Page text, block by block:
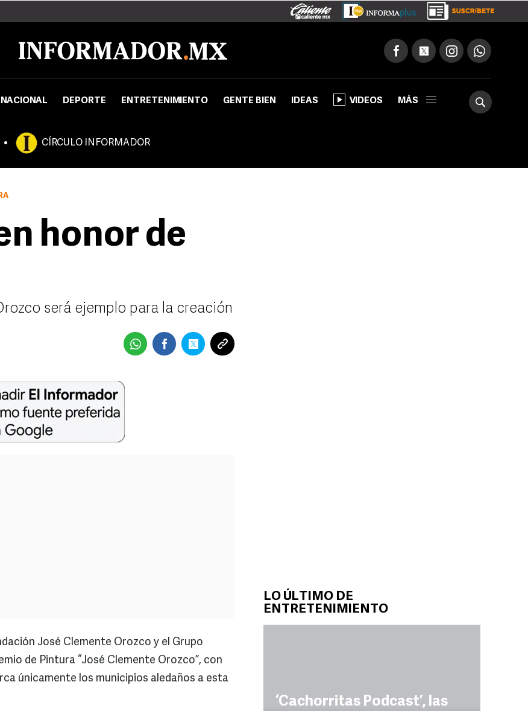
DEPORTE ENTRETENIMIENTO GENTE BIEN IDEAS VIDEOS MÁS
CÍRCULO INFORMADOR
LO ÚLTIMO DE
ENTRETENIMIENTO
‘Cachorritas Podcast’, las
honor de
será ejemplo para la creación
José Clemente Orozco y el Grupo
de Pintura “José Clemente Orozco”, con
únicamente los municipios aledaños a esta